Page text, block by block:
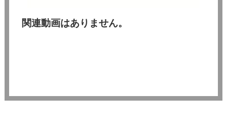
関連動画はありません。